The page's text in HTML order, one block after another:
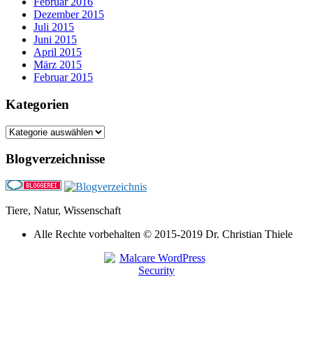
Dezember 2015
Juli 2015
Juni 2015
April 2015
März 2015
Februar 2015
Kategorien
Kategorien
Blogverzeichnisse
Tiere, Natur, Wissenschaft
Alle Rechte vorbehalten © 2015-2019 Dr. Christian Thiele